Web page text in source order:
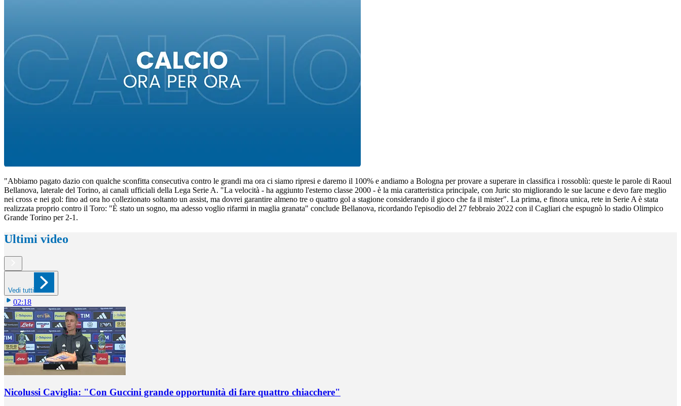
"Abbiamo pagato dazio con qualche sconfitta consecutiva contro le grandi ma ora ci siamo ripresi e daremo il 100% e andiamo a Bologna per provare a superare in classifica i rossoblù: queste le parole di Raoul
Bellanova, laterale del Torino, ai canali ufficiali della Lega Serie A. "La velocità - ha aggiunto l'esterno classe 2000 - è la mia caratteristica principale, con Juric sto migliorando le sue lacune e devo fare meglio
nei cross e nei gol: fino ad ora ho collezionato soltanto un assist, ma dovrei garantire almeno tre o quattro gol a stagione considerando il gioco che fa il mister". La prima, e finora unica, rete in Serie A è stata
realizzata proprio contro il Toro: "È stato un sogno, ma adesso voglio rifarmi in maglia granata" conclude Bellanova, ricordando l'episodio del 27 febbraio 2022 con il Cagliari che espugnò lo stadio Olimpico
Grande Torino per 2-1.
Ultimi video
Vedi tutti
02:18
Nicolussi Caviglia: "Con Guccini grande opportunità di fare quattro chiacchere"